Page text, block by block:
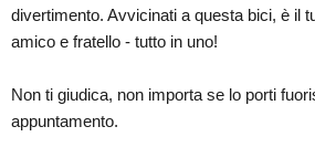
divertimento. Avvicinati a questa bici, è il
amico e fratello - tutto in uno!
Non ti giudica, non importa se lo porti
appuntamento.